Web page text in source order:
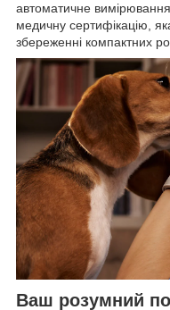
автоматичне
медичну сертифікацію,
збереженні компактних
Ваш розумний